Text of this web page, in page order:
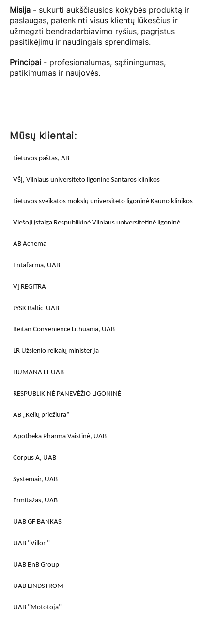
Misija - sukurti aukščiausios kokybės produktą ir
paslaugas, patenkinti visus klientų lūkesčius ir
užmegzti bendradarbiavimo ryšius, pagrįstus
pasitikėjimu ir naudingais sprendimais.
Principai - profesionalumas, sąžiningumas,
patikimumas ir naujovės.
Mūsų klientai:
Lietuvos paštas, AB
VŠĮ, Vilniaus universiteto ligoninė Santaros klinikos
Lietuvos sveikatos mokslų universiteto ligoninė Kauno klinikos
Viešoji įstaiga Respublikinė Vilniaus universitetinė ligoninė
AB Achema
Entafarma, UAB
VĮ REGITRA
JYSK Baltic UAB
Reitan Convenience Lithuania, UAB
LR Užsienio reikalų ministerija
HUMANA LT UAB
RESPUBLIKINĖ PANEVĖŽIO LIGONINĖ
AB „Kelių priežiūra“
Apotheka Pharma Vaistinė, UAB
Corpus A, UAB
Systemair, UAB
Ermitažas, UAB
UAB GF BANKAS
UAB "Villon"
UAB BnB Group
UAB LINDSTROM
UAB "Mototoja"